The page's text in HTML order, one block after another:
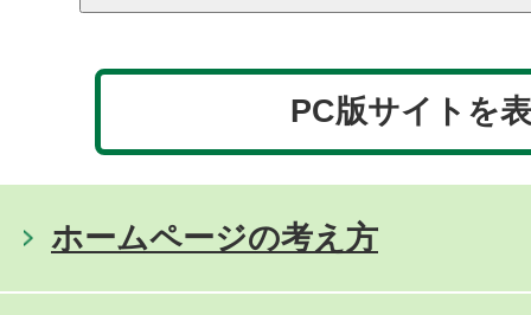
PC版サイトを
ホームページの考え方